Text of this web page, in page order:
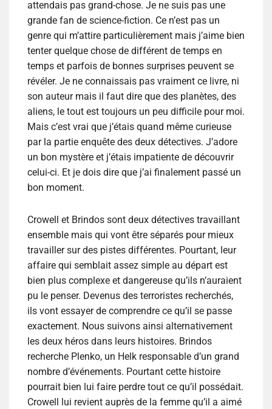
attendais pas grand-chose. Je ne suis pas une
grande fan de science-fiction. Ce n’est pas un
genre qui m’attire particulièrement mais j’aime bien
tenter quelque chose de différent de temps en
temps et parfois de bonnes surprises peuvent se
révéler. Je ne connaissais pas vraiment ce livre, ni
son auteur mais il faut dire que des planètes, des
aliens, le tout est toujours un peu difficile pour moi.
Mais c’est vrai que j’étais quand même curieuse
par la partie enquête des deux détectives. J’adore
un bon mystère et j’étais impatiente de découvrir
celui-ci. Et je dois dire que j’ai finalement passé un
bon moment.
Crowell et Brindos sont deux détectives travaillant
ensemble mais qui vont être séparés pour mieux
travailler sur des pistes différentes. Pourtant, leur
affaire qui semblait assez simple au départ est
bien plus complexe et dangereuse qu’ils n’auraient
pu le penser. Devenus des terroristes recherchés,
ils vont essayer de comprendre ce qu’il se passe
exactement. Nous suivons ainsi alternativement
les deux héros dans leurs histoires. Brindos
recherche Plenko, un Helk responsable d’un grand
nombre d’événements. Pourtant cette histoire
pourrait bien lui faire perdre tout ce qu’il possédait.
Crowell lui revient auprès de la femme qu’il a aimé